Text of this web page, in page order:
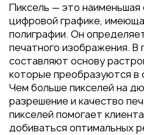
Каталоги
Книги
Папки
Пиксель — это
цифровой графике,
полиграфии. Он
печатного изображения. В
составляют основу
которые преобразуются в
Чем больше пикселей на
разрешение и качество
пикселей помогает
добиваться оптимальных